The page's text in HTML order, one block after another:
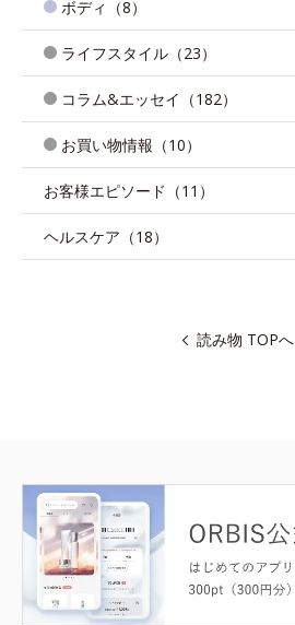
ボディ（8）
ライフスタイル（23）
コラム&エッセイ（182）
お買い物情報（10）
お客様エピソード（11）
ヘルスケア（18）
読み物 TOPへ